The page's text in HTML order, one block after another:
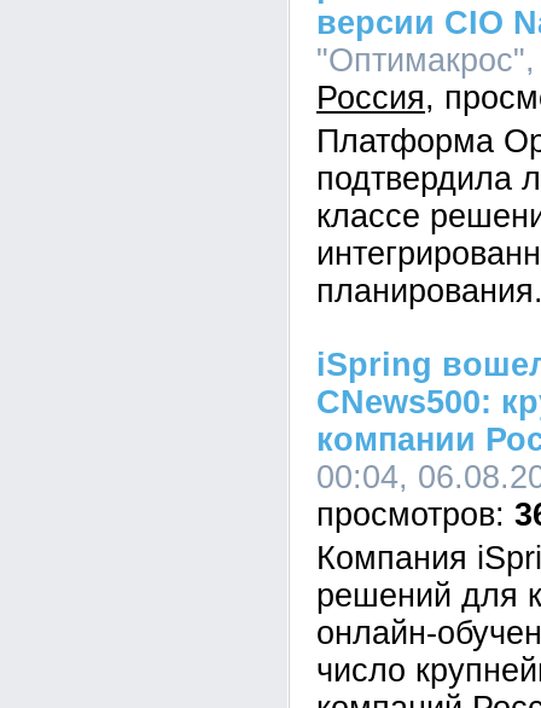
версии CIO
Россия
Платформа
подтвердила
классе
iSpring
CNews500:
компании
00:04,
Компания
решений для
онлайн-
число